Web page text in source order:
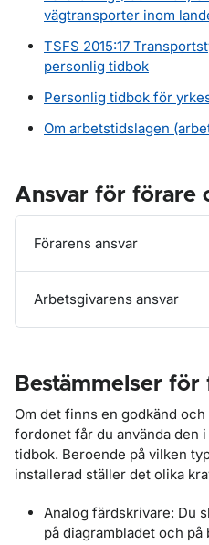
vägtransporter inom
TSFS 2015:17
personlig tidbok
Personlig tidbok för
Om arbetstidslagen
Ansvar för förare
Förarens ansvar
Arbetsgivarens ansvar
Bestämmelser
Om det finns en godkänd
fordonet får du använda den
tidbok. Beroende på vilken
installerad ställer det olika
Analog färdskrivare: Du
på diagrambladet och